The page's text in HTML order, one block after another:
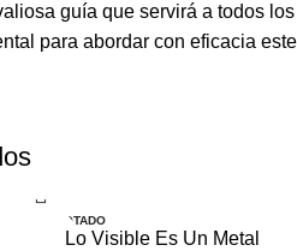
guía que servirá a todos los
para abordar con eficacia este
AGOTADO
Lo Visible Es Un Metal